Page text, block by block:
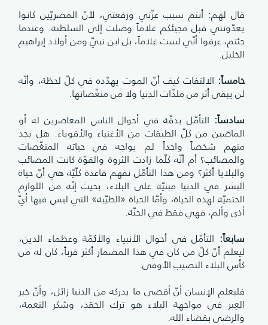
قال لهم: أنتم سبب عزّتي ورفعتي، لأنّ المصريّين كانوا
يعدّونني قبل مجيئكم غلاماً وصلت إلى السلطنة. وعندما
جئتم، عرفوا أنّي لست غلاماً، بل ابن نبيّ ومن أولاد إبراهيم
الخليل.
خامساً: الالتفات كيف أنّ الموت يهدّده في كلّ لحظة، وأنّه
لن يبقى أثر من ملذّات الدنيا ولا من منغّصاتها.
سادساً: التأمّل بدقّة في أحوال الناس المعاصرين له أو
الماضين من كلّ الطبقات من الأغنياء والأقوياء: هل يجد
منهم شخصاً واحداً لم يواجه في حياته المنغّصات
والمصائب؟ أم أنّه كلّما زادت الثروة والقوّة كانت المصائب
والبلايا أكثر؟ ومن هذا التأمّل نفهم قاعدة كلّيّة هي أنّ حياة
البشر في الدنيا مبنيّة على البلاء، بحيث إنّه من اللوازم
الحتميّة لهذه الحياة، وأمّا الحياة «الطيّبة» التي ليس فيها أيّ
أذى وألم، فهي فقط في الجنّة.
سابعاً: التأمّل في أحوال الأنبياء والأئمّة وعظماء الدين،
ليعلم أنّ كلّ من كان في هذا المضمار أكثر قرباً، كان له من
كأس البلاء النصيب الأوفى.
فليعلم الإنسان أنّ أقصى ما يدركه من الدنيا زائل، وأنّ خير
العِبر في مواجهة البلاء هو ترك الحقد، وشكر النعمة،
والرضى بقضاء الله.